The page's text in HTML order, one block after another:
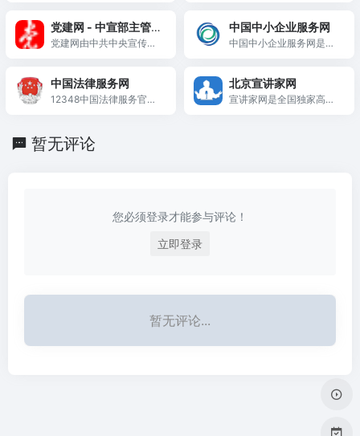
质，原创性较高。
党建网 - 中宣部主管全
国性党建网站
党建网由中共中央宣传部
其他网站转载内容的全国
重点理论网站，是具有新
质的全国党建工作门户网
站。
中国中小企业服务网
中国中小企业服务网是工
台，为中小企业提供找政
策、找市场、找人才、找
中国法律服务网
12348中国法律服务官方
北京宣讲家网
宣讲家网是全国独家高端
要内容，是全国党委中心
时事政策的网上课堂。
暂无评论
您必须登录才能参与评论！
立即登录
暂无评论...